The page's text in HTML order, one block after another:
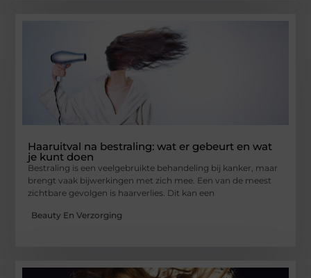
Haaruitval na bestraling: wat er gebeurt en wat
je kunt doen
Bestraling is een veelgebruikte behandeling bij kanker, maar
brengt vaak bijwerkingen met zich mee. Een van de meest
zichtbare gevolgen is haarverlies. Dit kan een
Beauty En Verzorging